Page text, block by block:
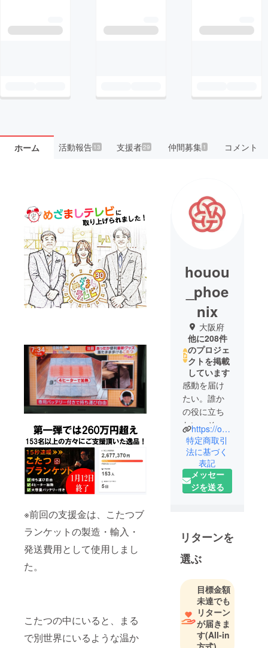
ホーム 活動報告13 支援者29 仲間募集 1 コメント
※前回の支援金は、こたつブ
ランケットの製造・輸入・
発送費用として使用しまし
た。
こたつの中にいると、まる
で別世界にいるような温か
houou
_phoe
nix
大阪府
他に208件
のプロジェ
クトを掲載
しています
感動を届け
たい。誰か
の役に立ち
たい。そし
て、心から
「欲しい」
と思えるも
のだけを。
もと、日々
おもしろく
て役に立つ
画・開発に
挑んでいま
す。
「面白い」
https://our-product.com/fm/31566/zbfGwgws
特定商取引
法に基づく
表記
メッセー
ジを送る
リターンを
選ぶ
目標金額
未達でも
リターン
が届きま
す(All-in